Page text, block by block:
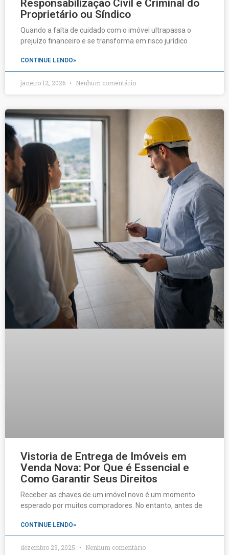
Responsabilização Civil e Criminal do
Proprietário ou Síndico
Quando a falta de cuidado com o imóvel ultrapassa o
prejuízo financeiro e se transforma em risco jurídico
CONTINUE LENDO»
janeiro 12, 2026 Nenhum comentário
Vistoria de Entrega de Imóveis em
Venda Nova: Por Que é Essencial e
Como Garantir Seus Direitos
Receber as chaves de um imóvel novo é um momento
esperado por muitos compradores. No entanto, antes de
CONTINUE LENDO»
dezembro 29, 2025 Nenhum comentário